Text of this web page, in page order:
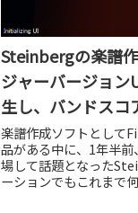
Steinbergの楽譜
ジャーバージョン
生し、バンドスコ
可能に
楽譜作成ソフトとして
品がある中に、1年半
場して話題となった
ーションでもこれまで